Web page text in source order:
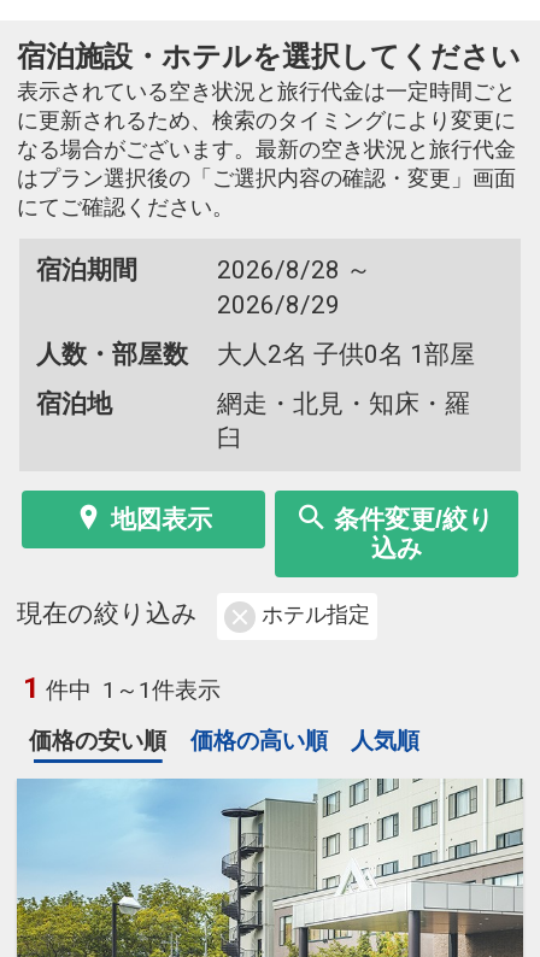
宿泊施設・ホテルを選択してください
表示されている空き状況と旅行代金は一定時間ごと
に更新されるため、検索のタイミングにより変更に
なる場合がございます。最新の空き状況と旅行代金
はプラン選択後の「ご選択内容の確認・変更」画面
にてご確認ください。
宿泊期間
2026/8/28 ～
2026/8/29
人数・部屋数
大人2名 子供0名 1部屋
宿泊地
網走・北見・知床・羅
臼
地図表示
条件変更/絞り
込み
現在の絞り込み ホテル指定
1 件中 1～1件表示
価格の安い順
価格の高い順 人気順